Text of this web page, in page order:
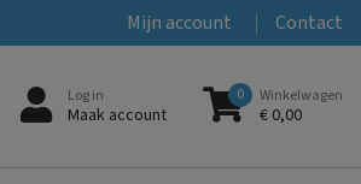
Mijn account Contact
Log in
Maak account
0 Winkelwagen
€ 0,00